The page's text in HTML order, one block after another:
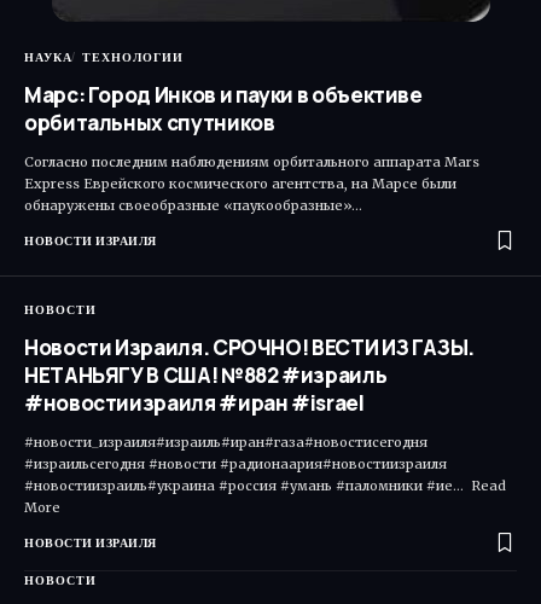
НАУКА ТЕХНОЛОГИИ
Марс: Город Инков и пауки в объективе
орбитальных спутников
Согласно последним наблюдениям орбитального аппарата Mars
Express Еврейского космического агентства, на Марсе были
обнаружены своеобразные «паукообразные»…
НОВОСТИ ИЗРАИЛЯ
НОВОСТИ
Новости Израиля. СРОЧНО! ВЕСТИ ИЗ ГАЗЫ.
НЕТАНЬЯГУ В США! №882 #израиль
#новостиизраиля #иран #israel
#новости_израиля#израиль#иран#газа#новостисегодня
#израильсегодня #новости #радионаария#новостиизраиля
#новостиизраиль#украина #россия #умань #паломники #ие... Read
More ​
НОВОСТИ ИЗРАИЛЯ
НОВОСТИ